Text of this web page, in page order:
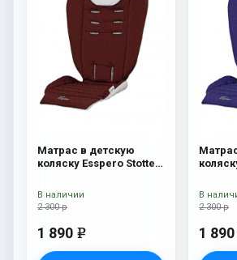
Матрас в детскую
коляску Esspero Stotte
2 300 р
1 890 e
В наличии
2 300 р
1 890
В